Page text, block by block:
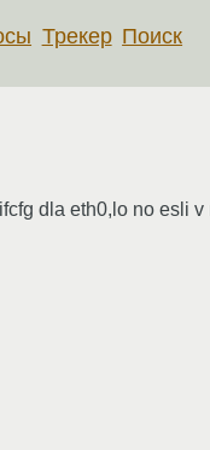
Трекер Поиск
dla eth0,lo no esli